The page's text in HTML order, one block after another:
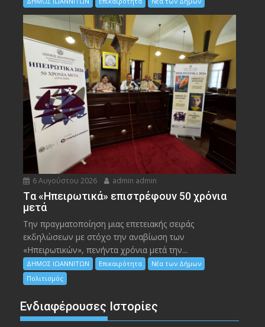
6 Αυγούστου 2026 admin admin
Tα «Ηπειρωτικά» επιστρέφουν 50 χρόνια
μετά
Την πραγματοποίηση μιας επετειακής σειράς
εκδηλώσεων με στόχο την αναβίωση των
«Ηπειρωτικών», πενήντα χρόνια μετά την...
ΔΗΜΟΣ ΙΩΑΝΝΙΤΩΝ Επικαιρότητα
Νέα των Δήμων
Πολιτισμός
Ενδιαφέρουσες Ιστορίες